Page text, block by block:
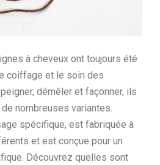
à cheveux ont toujours été
coiffage et le soin des
démêler et façonner, ils
nombreuses variantes.
spécifique, est fabriquée à
et est conçue pour un
Découvrez quelles sont